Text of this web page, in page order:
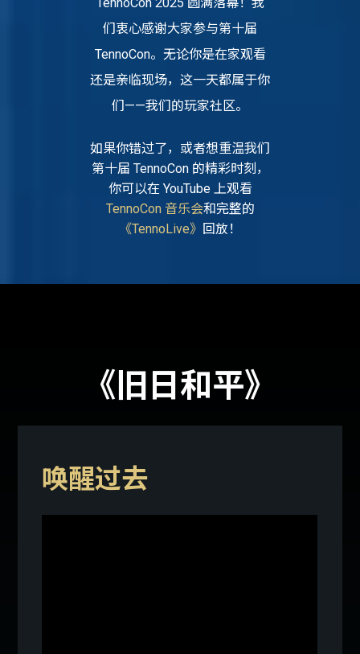
们衷心感谢大家参与第十届
TennoCon。无论你是在家观看
还是亲临现场，这一天都属于你
们——我们的玩家社区。
如果你错过了，或者想重温我们
第十届 TennoCon 的精彩时刻，
你可以在 YouTube 上观看
TennoCon 音乐会和完整的
《TennoLive》 回放！
《旧日和平》
唤醒过去